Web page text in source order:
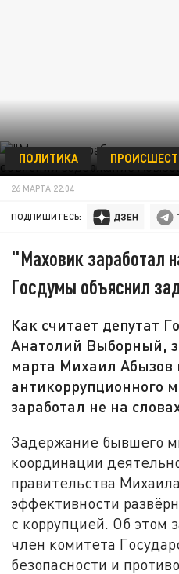
ПОЛИТИКА
26 МАРТА 22:04
ПОДПИШИТЕСЬ:
"Маховик заработал
Госдумы объяснил
Как считает депутат
Анатолий Выборный,
марта Михаил Абызов
антикоррупционного
заработал не на
Задержание бывшего
координации
правительства
эффективности
с коррупцией. Об этом
член комитета
безопасности и